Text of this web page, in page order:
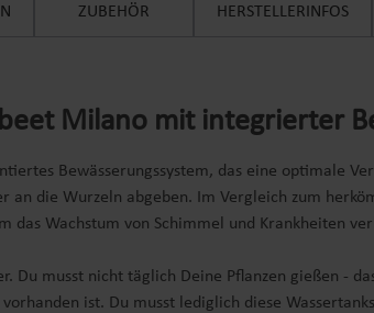
ZUBEHÖR HERSTELLERINFOS
Milano mit integrierter
Bewässerungssystem, das eine optimale
die Wurzeln abgeben. Im Vergleich zum
das Wachstum von Schimmel und Krankheiten
Du musst nicht täglich Deine Pflanzen gießen
ist. Du musst lediglich diese